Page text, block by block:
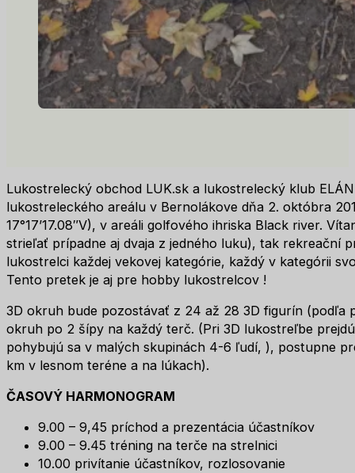
Lukostrelecký obchod LUK.sk a lukostrelecký klub
lukostreleckého areálu v Bernolákove dňa 2. októbra
17°17’17.08″V), v areáli golfového ihriska Black river.
strieľať prípadne aj dvaja z jedného luku), tak rekreační
lukostrelci každej vekovej kategórie, každý v kategórii
Tento pretek je aj pre hobby lukostrelcov !
3D okruh bude pozostávať z 24 až 28 3D figurín (podľa
okruh po 2 šípy na každý terč. (Pri 3D lukostreľbe
pohybujú sa v malých skupinách 4-6 ľudí, ), postupne
km v lesnom teréne a na lúkach).
ČASOVÝ HARMONOGRAM
9.00 – 9,45 príchod a prezentácia účastníkov
9.00 – 9.45 tréning na terče na strelnici
10.00 privítanie účastníkov, rozlosovanie